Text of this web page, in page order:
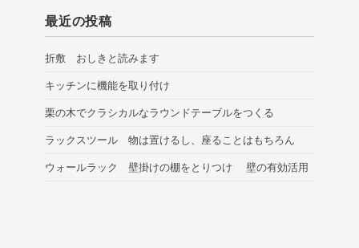
最近の投稿
折敷 おしきと読みます
キッチンに機能を取り付け
栗の木でクラシカルなラウンドテーブルをつくる
ラックスツール 物は置けるし、座ることはもちろん
ウォールラック 壁掛けの棚をとりつけ 壁の有効活用